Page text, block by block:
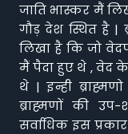
जाति भास्कर मैं
गौड़ देश स्थित है |
लिखा है कि जो
मैं पैदा हुए थे , वेद
थे | इन्ही
ब्राह्मणों की
सर्वाधिक इस